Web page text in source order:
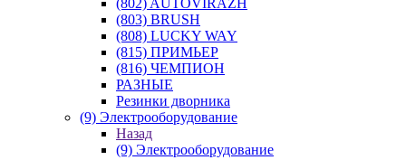
(802) AUTOVIRAZH
(803) BRUSH
(808) LUCKY WAY
(815) ПРИМЬЕР
(816) ЧЕМПИОН
РАЗНЫЕ
Резинки дворника
(9) Электрооборудование
Назад
(9) Электрооборудование